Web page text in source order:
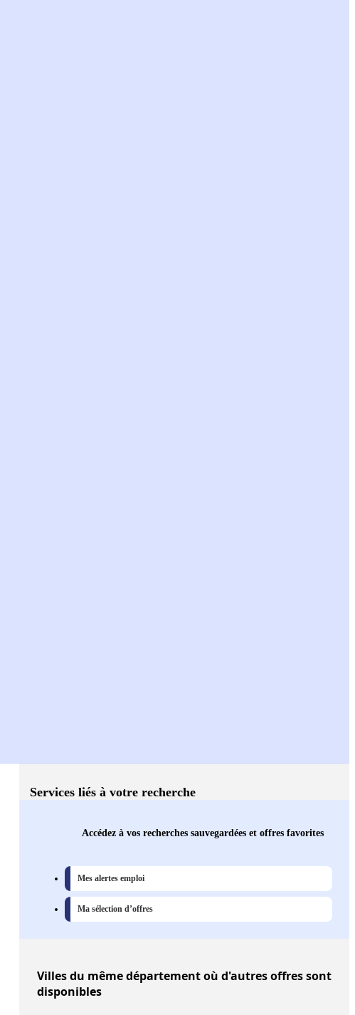
Services liés à votre recherche
Accédez à vos recherches sauvegardées et offres favorites
Mes alertes emploi
Ma sélection d’offres
Villesdu même département où d'autres offres sont
disponibles